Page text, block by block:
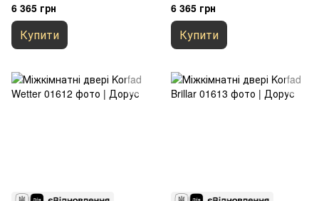
6 365 грн
Купити
6 365 грн
Купити